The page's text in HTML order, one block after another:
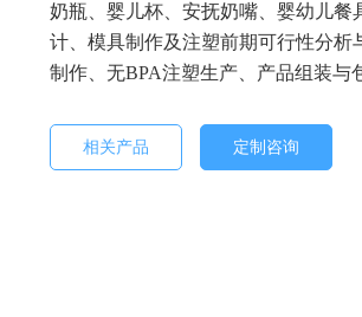
奶瓶、婴儿杯、安抚奶嘴、婴幼儿
计、模具制作及注塑前期可行性分
制作、无BPA注塑生产、产品组装与
相关产品 定制咨询